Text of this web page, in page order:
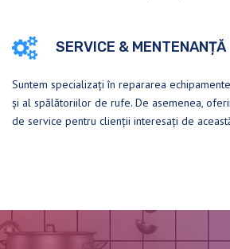
SERVICE & MENTENANȚĂ
Suntem specializați în repararea
și al spălătoriilor de rufe. De asemenea,
de service pentru clienții interesați de